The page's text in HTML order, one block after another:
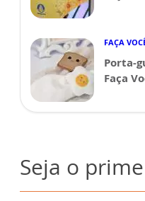
FAÇA
Porta-
Faça
Seja o